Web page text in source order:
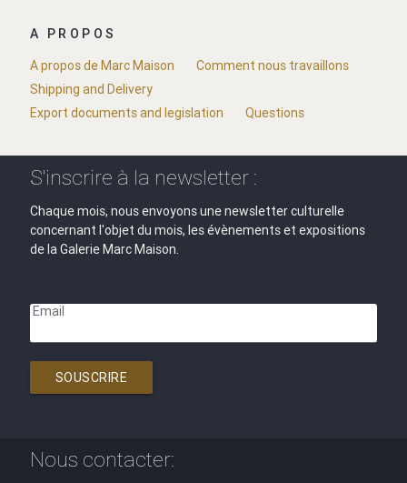
A PROPOS
A propos de Marc Maison
Comment nous travaillons
Shipping and Delivery
Export documents and legislation
Questions
S'inscrire à la newsletter :
Chaque mois, nous envoyons une newsletter culturelle
concernant l'objet du mois, les évènements et expositions
de la Galerie Marc Maison.
Email
SOUSCRIRE
Nous contacter: